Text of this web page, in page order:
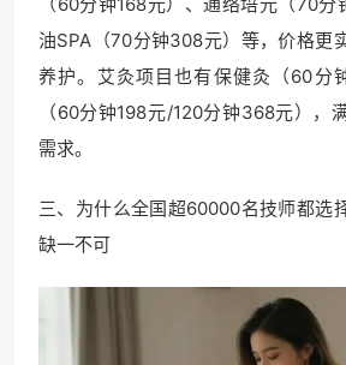
油SPA（70分钟308元）等，价格更
养护。艾灸项目也有保健灸（60分
（60分钟198元/120分钟368元），
需求。
三、为什么全国超60000名技师都选
缺一不可